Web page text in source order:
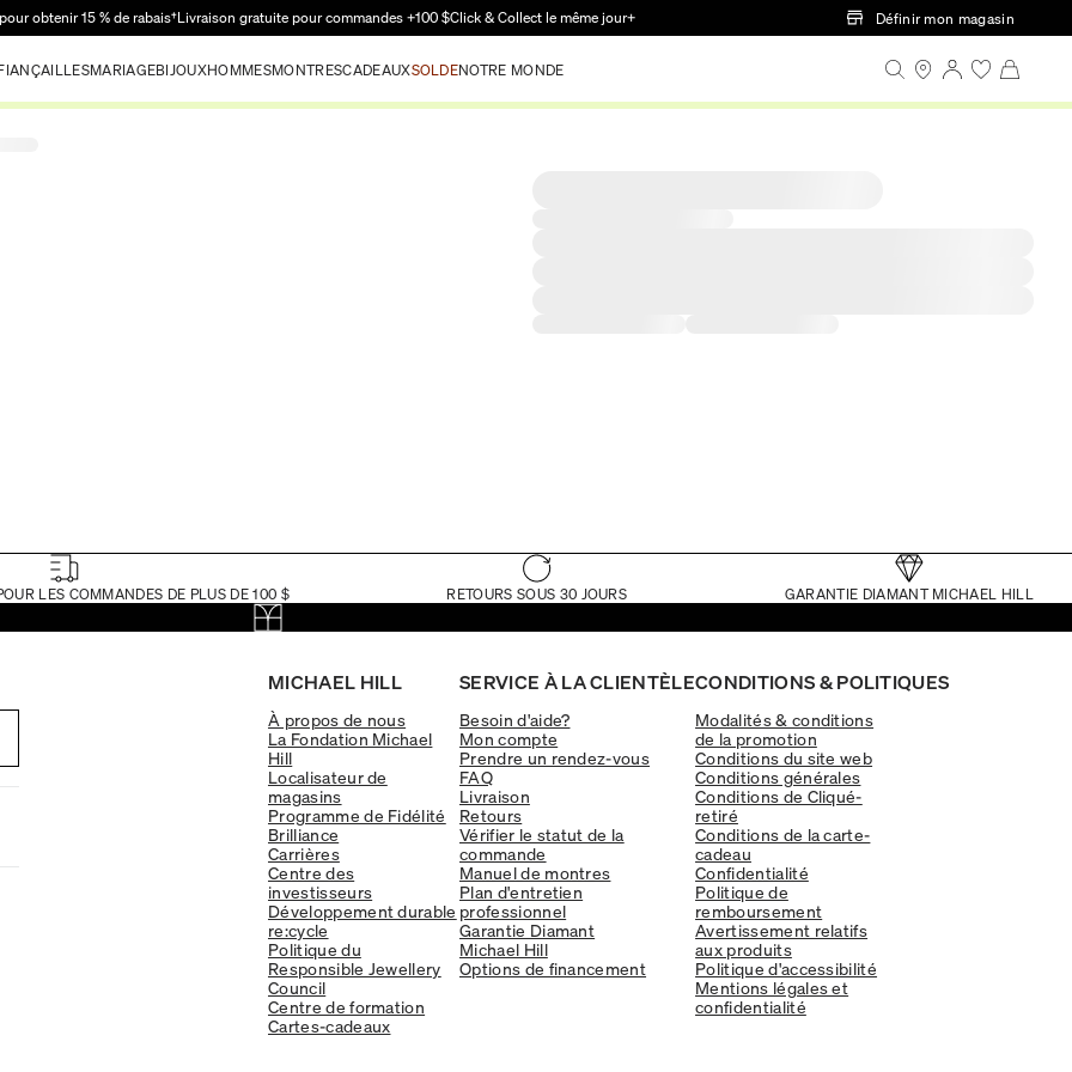
Passer au contenu principal
obtenir 15 % de rabais†Livraison gratuite pour commandes +100 $Click & Collect le même jour+ Définir mon magasin
MARIAGEBIJOUXHOMMESMONTRESCADEAUXSOLDENOTRE MONDE
LES COMMANDES DE PLUS DE 100 $ RETOURS SOUS 30 JOURS GARANTIE DIAMANT MICHAEL HILL
MICHAEL HILL
À propos de nous
La Fondation Michael
Hill
Localisateur de
magasins
Programme de Fidélité
Brilliance
Carrières
Centre des
investisseurs
Développement durable
re:cycle
Politique du
Responsible Jewellery
Council
Centre de formation
Cartes-cadeaux
SERVICE À LA CLIENTÈLE
Besoin d'aide?
Mon compte
Prendre un rendez-vous
FAQ
Livraison
Retours
Vérifier le statut de la
commande
Manuel de montres
Plan d'entretien
professionnel
Garantie Diamant
Michael Hill
Options de financement
CONDITIONS & POLITIQUES
Modalités & conditions
de la promotion
Conditions du site web
Conditions générales
Conditions de Cliqué-
retiré
Conditions de la carte-
cadeau
Confidentialité
Politique de
remboursement
Avertissement relatifs
aux produits
Politique d'accessibilité
Mentions légales et
confidentialité